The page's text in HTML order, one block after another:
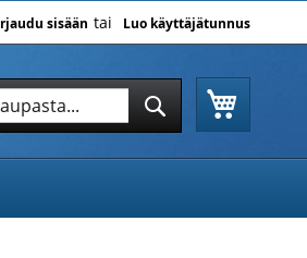
sisään Luo käyttäjätunnus